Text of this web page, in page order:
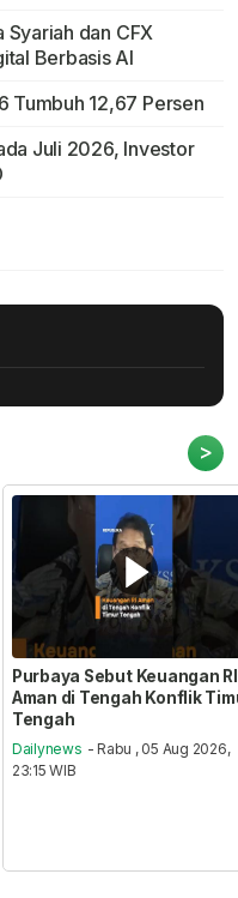
dan CFX
Berbasis AI
Tumbuh 12,67 Persen
Juli 2026, Investor
>
Purbaya Sebut Keuangan RI
Aman di Tengah Konflik
Tengah
Dailynews - Rabu , 05 Aug 2026,
23:15 WIB